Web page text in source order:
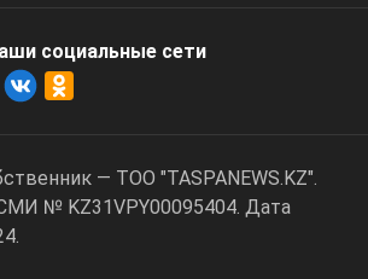
социальные cети
— ТОО "TASPANEWS.KZ".
№ KZ31VPY00095404. Дата